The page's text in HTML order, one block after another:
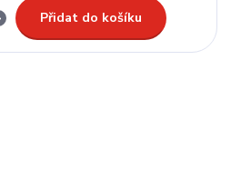
Přidat do košíku